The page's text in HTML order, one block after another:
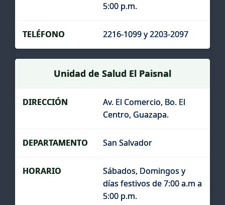
5:00 p.m.
2216-1099 y 2203-2097
Unidad de Salud El Paisnal
Av. El Comercio, Bo. El
Centro, Guazapa.
San Salvador
Sábados, Domingos y
días festivos de 7:00 a.m a
5:00 p.m.